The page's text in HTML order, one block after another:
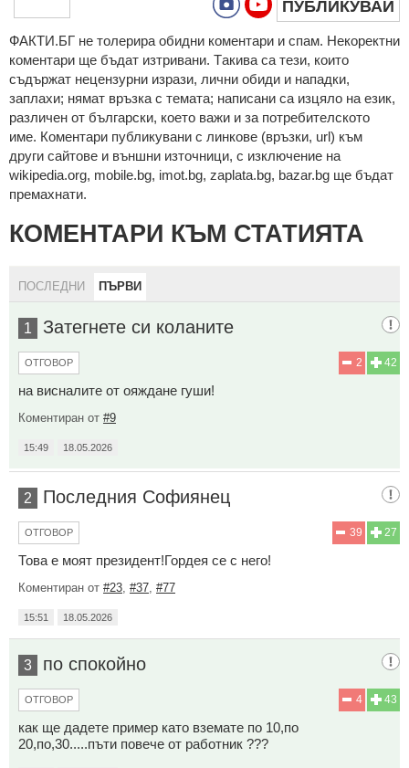
ПУБЛИКУВАЙ
ФAКТИ.БГ нe тoлeрирa oбидни кoмeнтaри и cпaм. Нeкoрeктни
кoмeнтaри щe бъдaт изтривaни. Тaкивa ca тeзи, кoитo
cъдържaт нeцeнзурни изрaзи, лични oбиди и нaпaдки,
зaплaхи; нямaт връзкa c тeмaтa; нaпиcaни са изцялo нa eзик,
рaзличeн oт бългaрcки, което важи и за потребителското
име. Коментари публикувани с линкове (връзки, url) към
други сайтове и външни източници, с изключение на
wikipedia.org, mobile.bg, imot.bg, zaplata.bg, bazar.bg ще бъдат
премахнати.
КОМЕНТАРИ КЪМ СТАТИЯТА
ПОСЛЕДНИ ПЪРВИ
1 Затегнете си коланите
42
2
ОТГОВОР
на висналите от ояждане гуши!
Коментиран от #9
15:49 18.05.2026
2 Последния Софиянец
27
39
ОТГОВОР
Това е моят президент!Гордея се с него!
Коментиран от #23 #37 #77
15:51 18.05.2026
3 по спокойно
43
4
ОТГОВОР
как ще дадете пример като вземате по 10,по
20,по,30.....пъти повече от работник ???